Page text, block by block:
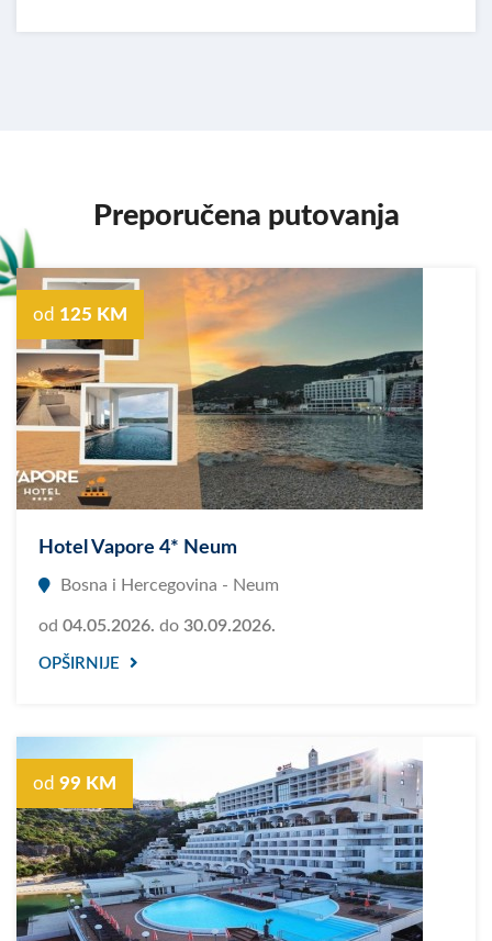
Preporučena putovanja
od 125 KM
Hotel Vapore 4* Neum
Bosna i Hercegovina - Neum
od 04.05.2026. do 30.09.2026.
OPŠIRNIJE
od 99 KM